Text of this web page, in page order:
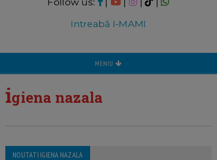
Intreabă I-MAMI
MENIU
igiena nazala
NOUTATI IGIENA NAZALA